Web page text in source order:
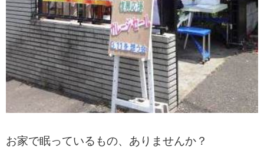
お家で眠っているもの、ありませんか？